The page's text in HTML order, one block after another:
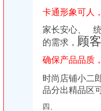
卡通形象可人
家长安心、
的需求， 顾
确保产品品质
时尚店铺小二
品分出精品区
四、